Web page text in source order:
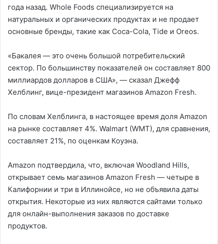
года назад. Whole Foods специализируется на
натуральных и органических продуктах и не продает
основные бренды, такие как Coca-Cola, Tide и Oreos.
«Бакалея — это очень большой потребительский
сектор. По большинству показателей он составляет 800
миллиардов долларов в США», — сказал Джефф
Хелблинг, вице-президент магазинов Amazon Fresh.
По словам Хелблинга, в настоящее время доля Amazon
на рынке составляет 4%. Walmart (WMT), для сравнения,
составляет 21%, по оценкам Коуэна.
Amazon подтвердила, что, включая Woodland Hills,
открывает семь магазинов Amazon Fresh — четыре в
Калифорнии и три в Иллинойсе, но не объявила даты
открытия. Некоторые из них являются сайтами только
для онлайн-выполнения заказов по доставке
продуктов.